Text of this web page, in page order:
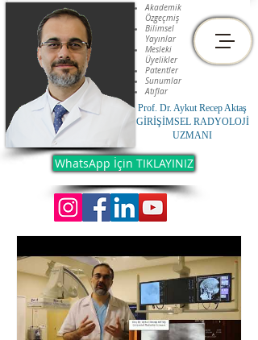
Prof. Dr. Aykut Recep Aktaş
GİRİŞİMSEL RADYOLOJİ
UZMANI
WhatsApp İçin TIKLAYINIZ
Akademik
Özgeçmiş
Bilimsel
Yayınlar
Mesleki
Üyelikler
Patentler
Sunumlar
Atıflar